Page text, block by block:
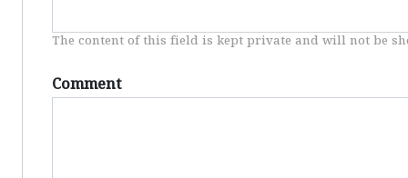
The content of this field is kept private and will not be
Comment